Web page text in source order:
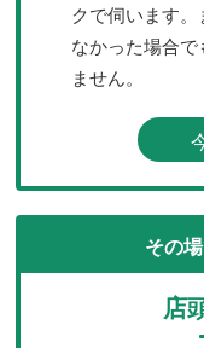
クで伺います
なかった場合
ません。
その
店